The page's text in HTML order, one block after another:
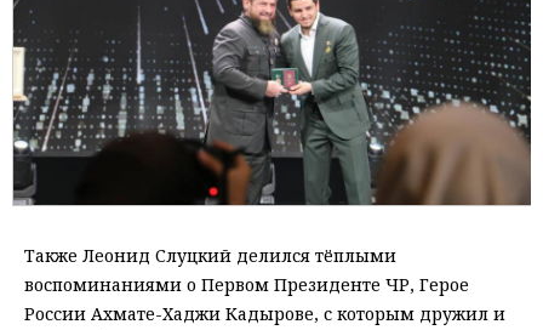
Также Леонид Слуцкий делился тёплыми
воспоминаниями о Первом Президенте ЧР, Герое
России Ахмате-Хаджи Кадырове, с которым дружил и